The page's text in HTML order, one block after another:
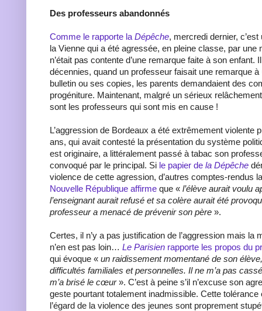
Des professeurs abandonnés
Comme le rapporte la Dépêche, mercredi dernier,
la Vienne qui a été agressée, en pleine classe, par une
n’était pas contente d’une remarque faite à son enfant.
décennies, quand un professeur faisait une remarque
bulletin ou ses copies, les parents demandaient des
progéniture. Maintenant, malgré un sérieux
sont les professeurs qui sont mis en cause !
L’aggression de Bordeaux a été extrêmement violente
ans, qui avait contesté la présentation du système
est originaire, a littéralement passé à tabac son
convoqué par le principal. Si le papier de la Dépêche
violence de cette agression, d’autres comptes-rendus
Nouvelle République affirme que « l’élève aurait voulu
l’enseignant aurait refusé et sa colère aurait été
professeur a menacé de prévenir son père ».
Certes, il n’y a pas justification de l’aggression mais la
n’en est pas loin… Le Parisien rapporte les propos du
qui évoque « un raidissement momentané de son
difficultés familiales et personnelles. Il ne m’a pas
m’a brisé le cœur». C’est à peine s’il n’excuse son
geste pourtant totalement inadmissible. Cette
l’égard de la violence des jeunes sont proprement